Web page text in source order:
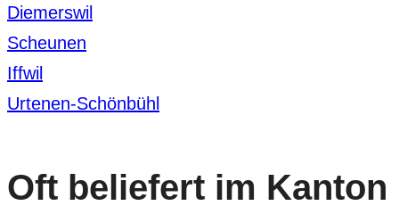
Diemerswil
Scheunen
Iffwil
Urtenen-Schönbühl
Oft beliefert im Kanton